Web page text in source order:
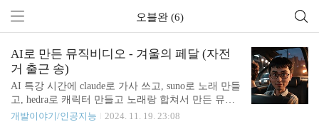
오블완 (6)
AI로 만든 뮤직비디오 - 겨울의 페달 (자전
거 출근 송)
AI 특강 시간에 claude로 가사 쓰고, suno로 노래 만들
고, hedra로 캐릭터 만들고 노래랑 합쳐서 만든 뮤직
비디오입니다. 제작 과정을 간단히 정리하였습니다.
개발이야기/인공지능 2024. 11. 19. 23:08